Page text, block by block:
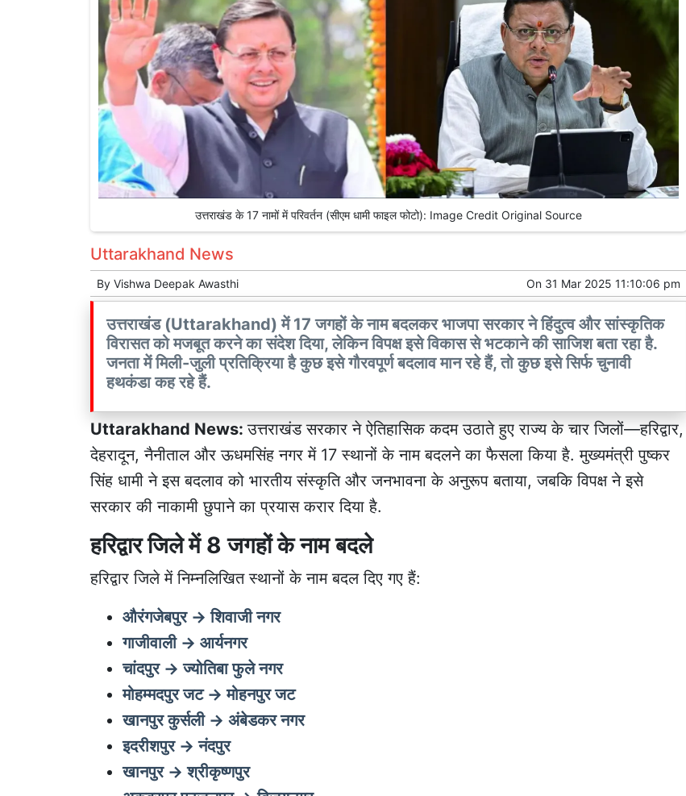
उत्तराखंड के 17 नामों में परिवर्तन (सीएम धामी फाइल फोटो): Image Credit Original Source
Uttarakhand News
By Vishwa Deepak Awasthi On 31 Mar 2025 11:10:06 pm
उत्तराखंड (Uttarakhand) में 17 जगहों के नाम बदलकर भाजपा सरकार ने हिंदुत्व और सांस्कृतिक
विरासत को मजबूत करने का संदेश दिया, लेकिन विपक्ष इसे विकास से भटकाने की साजिश बता रहा है.
जनता में मिली-जुली प्रतिक्रिया है कुछ इसे गौरवपूर्ण बदलाव मान रहे हैं, तो कुछ इसे सिर्फ चुनावी
हथकंडा कह रहे हैं.
Uttarakhand News:उत्तराखंड सरकार ने ऐतिहासिक कदम उठाते हुए राज्य के चार जिलों—हरिद्वार,
देहरादून, नैनीताल और ऊधमसिंह नगर में 17 स्थानों के नाम बदलने का फैसला किया है. मुख्यमंत्री पुष्कर
सिंह धामी ने इस बदलाव को भारतीय संस्कृति और जनभावना के अनुरूप बताया, जबकि विपक्ष ने इसे
सरकार की नाकामी छुपाने का प्रयास करार दिया है.
हरिद्वार जिले में 8 जगहों के नाम बदले
हरिद्वार जिले में निम्नलिखित स्थानों के नाम बदल दिए गए हैं:
औरंगजेबपुर → शिवाजी नगर
गाजीवाली → आर्यनगर
चांदपुर → ज्योतिबा फुले नगर
मोहम्मदपुर जट → मोहनपुर जट
खानपुर कुर्सली → अंबेडकर नगर
इदरीशपुर → नंदपुर
खानपुर → श्रीकृष्णपुर